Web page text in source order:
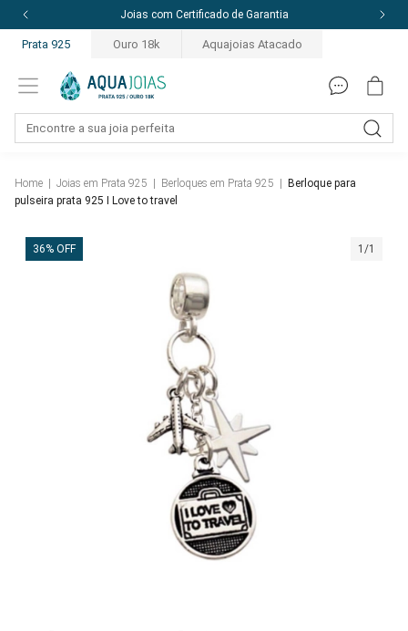
Joias com Certificado de Garantia
Prata 925 Ouro 18k Aquajoias Atacado
Home Joias em Prata 925 Berloques em Prata 925
Berloque para
pulseira prata 925 I Love to travel
36% OFF 1/1